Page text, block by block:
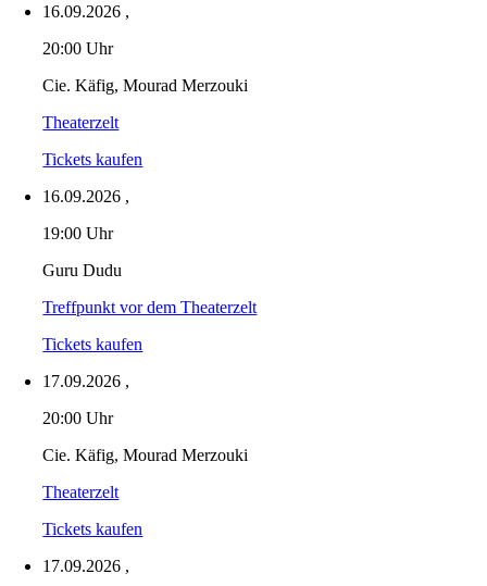
16.09.2026 ,
20:00 Uhr
Cie. Käfig, Mourad Merzouki
Theaterzelt
Tickets kaufen
16.09.2026 ,
19:00 Uhr
Guru Dudu
Treffpunkt vor dem Theaterzelt
Tickets kaufen
17.09.2026 ,
20:00 Uhr
Cie. Käfig, Mourad Merzouki
Theaterzelt
Tickets kaufen
17.09.2026 ,